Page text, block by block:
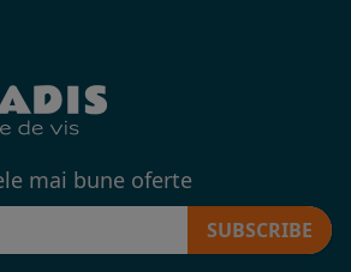
mai bune oferte
SUBSCRIBE